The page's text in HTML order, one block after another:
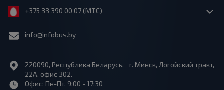
+375 33 390 00 07 (МТС)
info@infobus.by
220090, Республика Беларусь, г. Минск, Логойский тракт,
22А, офис 302.
Офис: Пн-Пт, 9:00 - 17:30